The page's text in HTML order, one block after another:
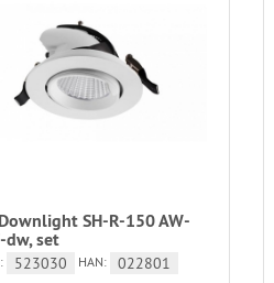
SH-R-150 AW-
dw, set
523030 HAN:
022801